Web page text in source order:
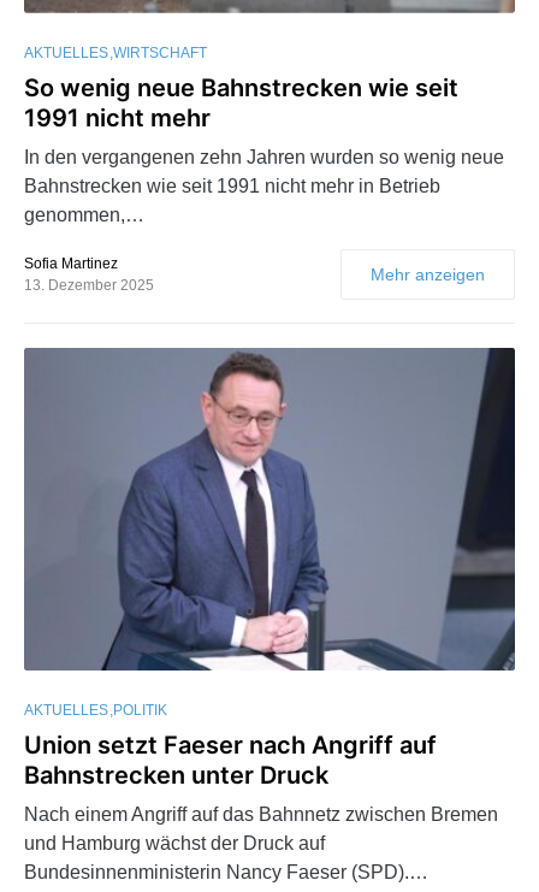
AKTUELLES WIRTSCHAFT
So wenig neue Bahnstrecken wie seit
1991 nicht mehr
In den vergangenen zehn Jahren wurden so wenig neue
Bahnstrecken wie seit 1991 nicht mehr in Betrieb
genommen,…
Sofia Martinez
13. Dezember 2025
Mehr anzeigen
AKTUELLES POLITIK
Union setzt Faeser nach Angriff auf
Bahnstrecken unter Druck
Nach einem Angriff auf das Bahnnetz zwischen Bremen
und Hamburg wächst der Druck auf
Bundesinnenministerin Nancy Faeser (SPD).…